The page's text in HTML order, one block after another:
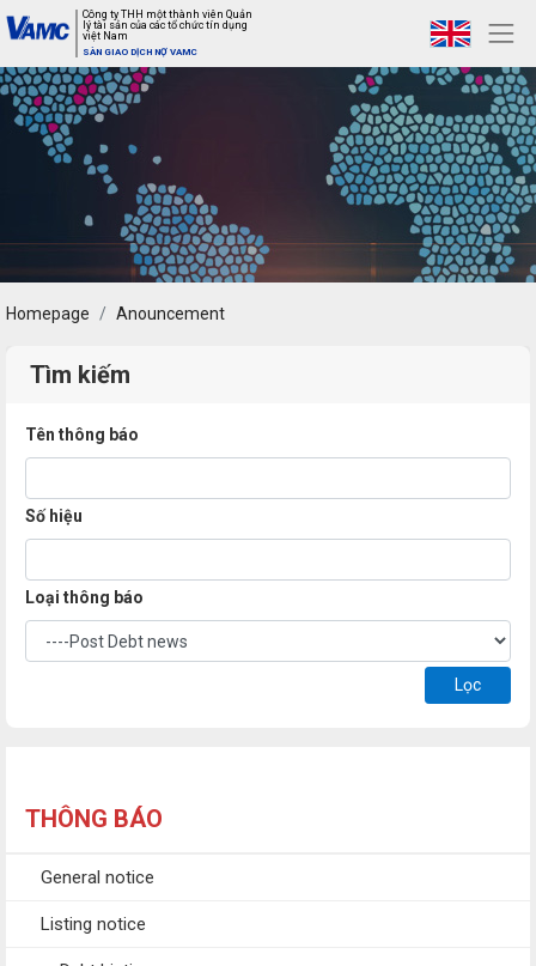
Công ty THH một thành viên Quản
lý tài sản của các tổ chức tín dụng
việt Nam
SÀN GIAO DỊCH NỢ VAMC
Homepage Anouncement
THÔNG BÁO
General notice
Listing notice
Tìm kiếm
Tên thông báo
Số hiệu
Loại thông báo
Lọc